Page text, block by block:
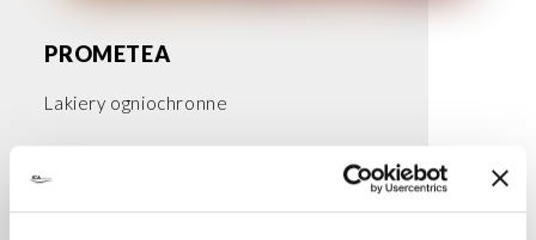
PROMETEA
Lakiery ogniochronne